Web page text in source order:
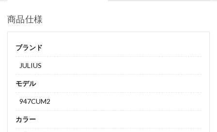
商品仕様
ブランド
JULIUS
モデル
947CUM2
カラー